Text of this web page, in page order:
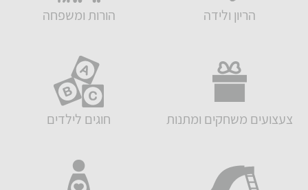
הורות ומשפחה הריון ולידה
חוגים לילדים צעצועים משחקים ומתנות